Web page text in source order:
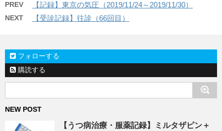
PREV 【記録】東京の気圧（2019/11/24～2019/11/30）
NEXT 【受診記録】往診（66回目）
フォローする
購読する
NEW POST
【うつ病治療・服薬記録】ミルタザピン＋